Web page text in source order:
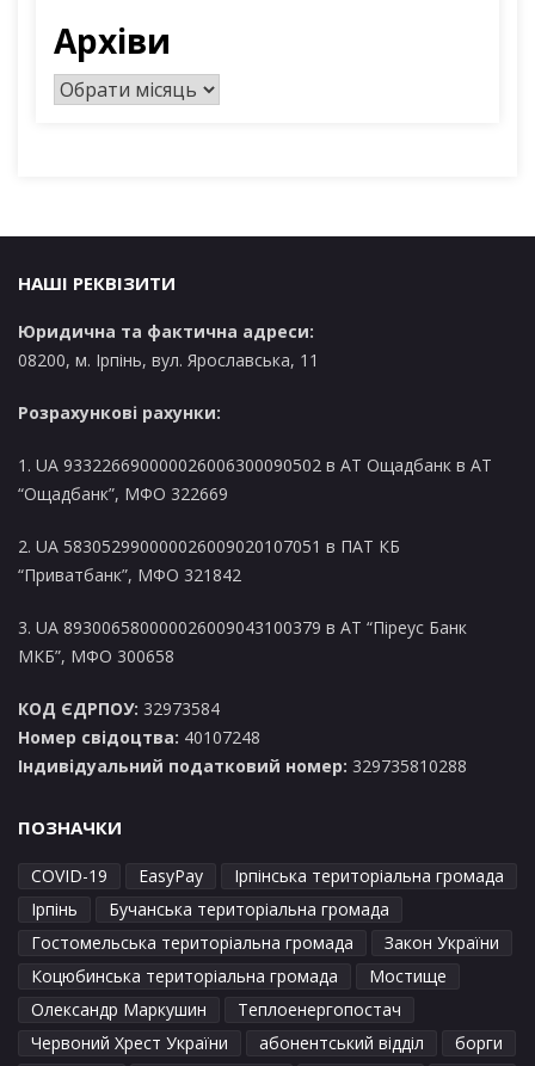
Архіви
А
НАШІ РЕКВІЗИТИ
Юридична та фактична адреси:
08200, м. Ірпінь, вул. Ярославська, 11
Розрахункові рахунки:
1. UA 933226690000026006300090502 в AT Ощадбанк в АТ
“Ощадбанк”, МФО 322669
2. UA 583052990000026009020107051 в ПАТ КБ
“Приватбанк”, МФО 321842
3. UA 893006580000026009043100379 в АТ “Піреус Банк
МКБ”, МФО 300658
КОД ЄДРПОУ: 32973584
Номер свідоцтва: 40107248
Індивідуальний податковий номер: 329735810288
ПОЗНАЧКИ
COVID-19 EasyPay
Ірпінська територіальна громада
Ірпінь
Бучанська територіальна громада
Гостомельська територіальна громада
Закон України
Коцюбинська територіальна громада
Мостище
Олександр Маркушин
Теплоенергопостач
Червоний Хрест України
абонентський відділ
борги